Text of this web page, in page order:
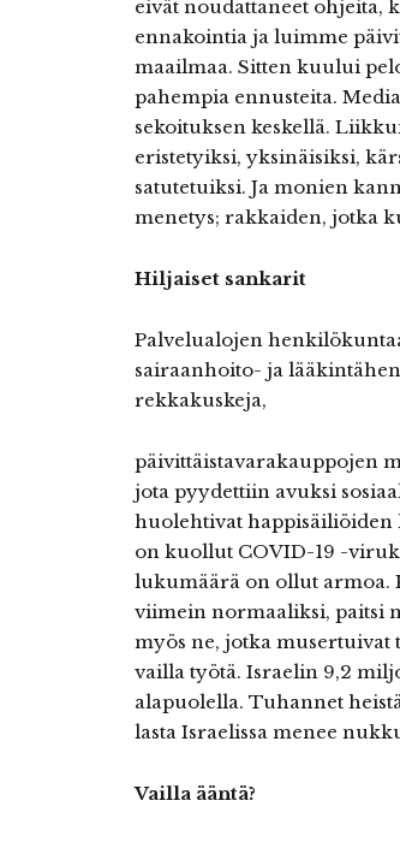
eivät noudattaneet ohjeita,
ennakointia ja luimme
maailmaa. Sitten kuului
pahempia ennusteita.
sekoituksen keskellä.
eristetyiksi, yksinäisiksi,
satutetuiksi. Ja monien
menetys; rakkaiden, jotka
Hiljaiset sankarit
Palvelualojen
sairaanhoito- ja
rekkakuskeja,
päivittäistavarakauppojen
jota pyydettiin avuksi
huolehtivat happisäiliöiden
on kuollut COVID-19 -
lukumäärä on ollut armoa.
viimein normaaliksi, paitsi
myös ne, jotka musertuivat
vailla työtä. Israelin 9,2
alapuolella. Tuhannet
lasta Israelissa menee
Vailla ääntä?